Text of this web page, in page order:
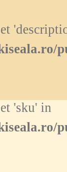
'sku' in